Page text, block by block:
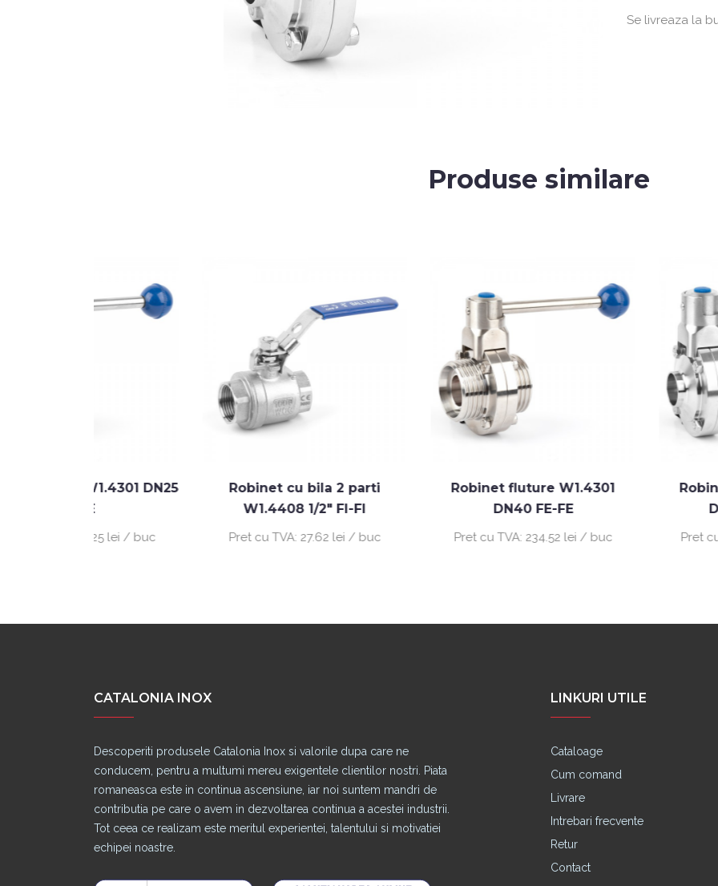
Se livreaza la
Produse similare
Robinet cu bila 2 parti
W1.4408 1/2" FI-FI
Pret cu TVA: 27.62 lei / buc
Robinet fluture W1.4301
Pret cu TVA: 234.52 lei / buc
Robinet fluture
DN80 SUD-
Pret cu TVA: 350.46
CATALONIA INOX
Descoperiti produsele Catalonia Inox si valorile dupa care ne
conducem, pentru a multumi mereu exigentele clientilor nostri. Piata
romaneasca este in continua ascensiune, iar noi suntem mandri de
contributia pe care o avem in dezvoltarea continua a acestei industrii.
Tot ceea ce realizam este meritul experientei, talentului si motivatiei
echipei noastre.
LINKURI UTILE
Cataloage
Cum comand
Livrare
Intrebari frecvente
Retur
Contact